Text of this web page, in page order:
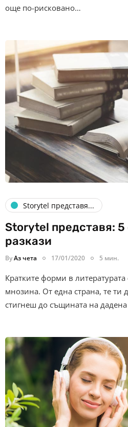
още по-рисковано…
Storytel представя...
Storytel представя: 5
разкази
ByАз чета 17/01/2020 5 мин.
Кратките форми в
мнозина. От една страна, те ти
стигнеш до същината на